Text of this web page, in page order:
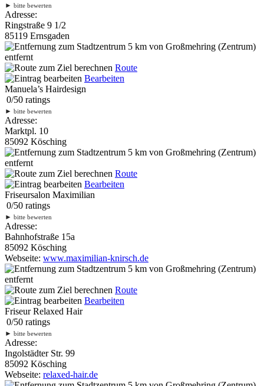
► bitte bewerten
Adresse:
Ringstraße 9 1/2
85119 Ernsgaden
5 km von Großmehring (Zentrum)
entfernt
Route
Bearbeiten
Manuela’s Hairdesign
0/50 ratings
► bitte bewerten
Adresse:
Marktpl. 10
85092 Kösching
5 km von Großmehring (Zentrum)
entfernt
Route
Bearbeiten
Friseursalon Maximilian
0/50 ratings
► bitte bewerten
Adresse:
Bahnhofstraße 15a
85092 Kösching
Webseite: www.maximilian-knirsch.de
5 km von Großmehring (Zentrum)
entfernt
Route
Bearbeiten
Friseur Relaxed Hair
0/50 ratings
► bitte bewerten
Adresse:
Ingolstädter Str. 99
85092 Kösching
Webseite: relaxed-hair.de